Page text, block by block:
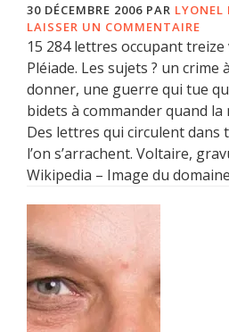
30 DÉCEMBRE 2006 PAR LYONEL
LAISSER UN COMMENTAIRE
15 284 lettres occupant treize
Pléiade. Les sujets ? un crime
donner, une guerre qui tue
bidets à commander quand la
Des lettres qui circulent dans
l’on s’arrachent. Voltaire,
Wikipedia – Image du